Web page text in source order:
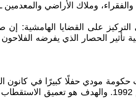
وملاك الأراضي والمعدمين ـ
التركيز على القضايا الهامشية:
تأثير الحصار الذي يفرضه
واستعدادًا للحملة الانتخابية، نظمت حكومة
ماندير الهندوسي في أيوديا، الموقع السابق لمسجد دمره حشد من